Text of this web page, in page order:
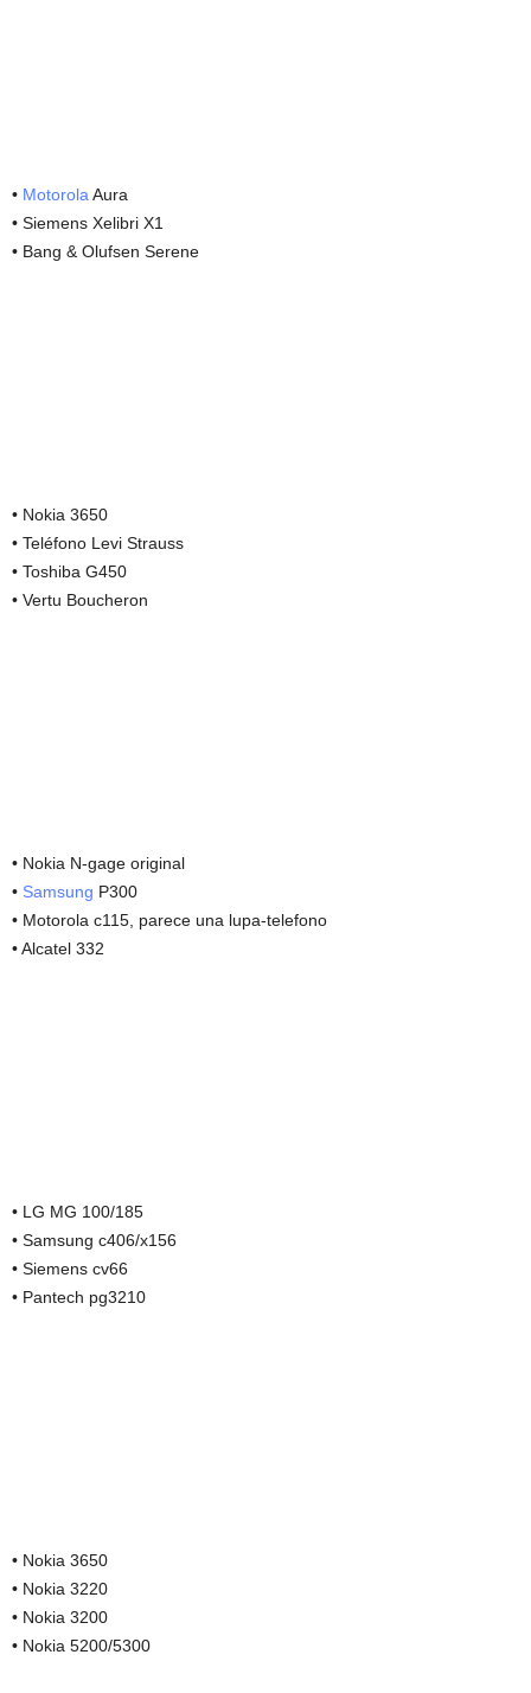
• Motorola Aura
• Siemens Xelibri X1
• Bang & Olufsen Serene
• Nokia 3650
• Teléfono Levi Strauss
• Toshiba G450
• Vertu Boucheron
• Nokia N-gage original
• Samsung P300
• Motorola c115, parece una lupa-telefono
• Alcatel 332
• LG MG 100/185
• Samsung c406/x156
• Siemens cv66
• Pantech pg3210
• Nokia 3650
• Nokia 3220
• Nokia 3200
• Nokia 5200/5300